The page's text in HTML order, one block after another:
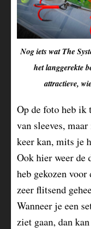
Nog iets wat The
het langgerekte
attractieve,
Op de foto heb ik
van sleeves,
keer kan, mits je
Ook hier weer de
heb gekozen
zeer flitsend
Wanneer je een
ziet gaan, dan